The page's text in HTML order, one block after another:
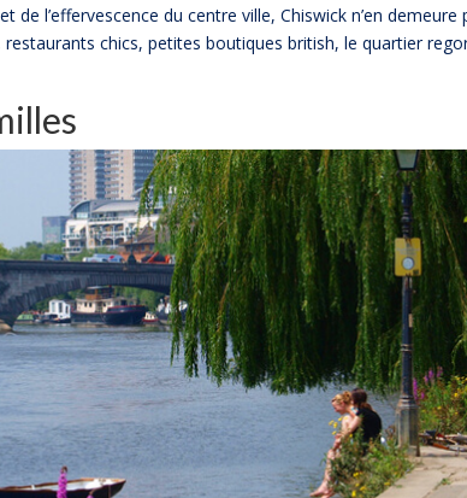
l’effervescence du centre ville, Chiswick n’en demeure
chics, petites boutiques british, le quartier